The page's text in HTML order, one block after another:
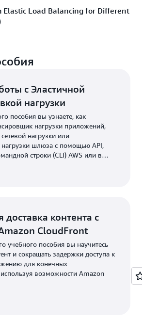
Elastic Load Balancing for Different
с Эластичной
нагрузки
пособия вы узнаете, как
нагрузки приложений,
нагрузки или
шлюза с помощью API,
строки (CLI) AWS или в
доставка контента с
CloudFront
учебного пособия вы научитесь
и сокращать задержки доступа к
для конечных
возможности Amazon